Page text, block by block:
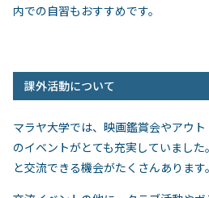
内での自習もおすすめです。
課外活動について
マラヤ大学では、映画鑑賞会やアウ
のイベントがとても充実していまし
と交流できる機会がたくさんあります。